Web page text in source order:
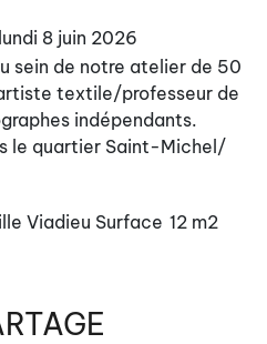
lundi 8 juin 2026
sein de notre atelier de 50
textile/professeur de
indépendants.
le quartier Saint-Michel/
Viadieu Surface 12 m2